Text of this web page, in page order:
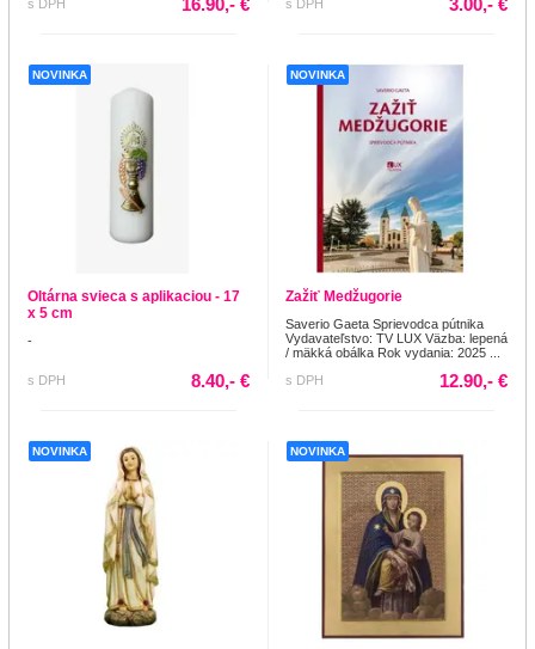
s DPH 16.90,- € s DPH 3.00,- €
NOVINKA
Oltárna svieca s aplikaciou - 17
x 5 cm
-
s DPH 8.40,- €
NOVINKA
Zažiť Medžugorie
Saverio Gaeta Sprievodca pútnika
Vydavateľstvo: TV LUX Väzba: lepená
/ mäkká obálka Rok vydania: 2025 ...
s DPH
12.90,- €
NOVINKA NOVINKA